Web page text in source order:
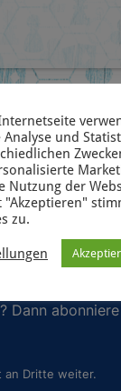
Spiele-Projekte
Dann abonniere
an Dritte weiter.
und
Nutzung der
"Akzeptieren"
zu.